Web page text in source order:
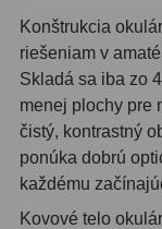
Hľadáčiky25
Binohlavy3
Kolimátory22
Svietidlá
Čistiace
Konštrukcia
riešeniam v
Skladá sa iba zo
menej plochy pre
čistý, kontrastný
ponúka dobrú
každému
Kovové telo